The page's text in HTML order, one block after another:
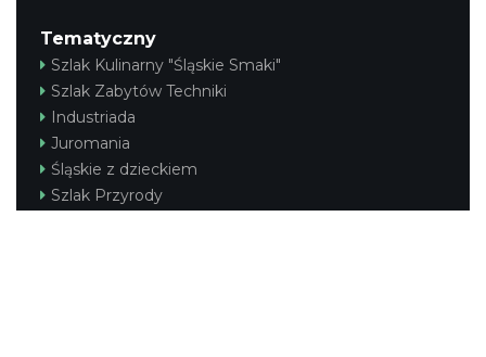
Tematyczny
Szlak Kulinarny "Śląskie Smaki"
Szlak Zabytów Techniki
Industriada
Juromania
Śląskie z dzieckiem
Szlak Przyrody